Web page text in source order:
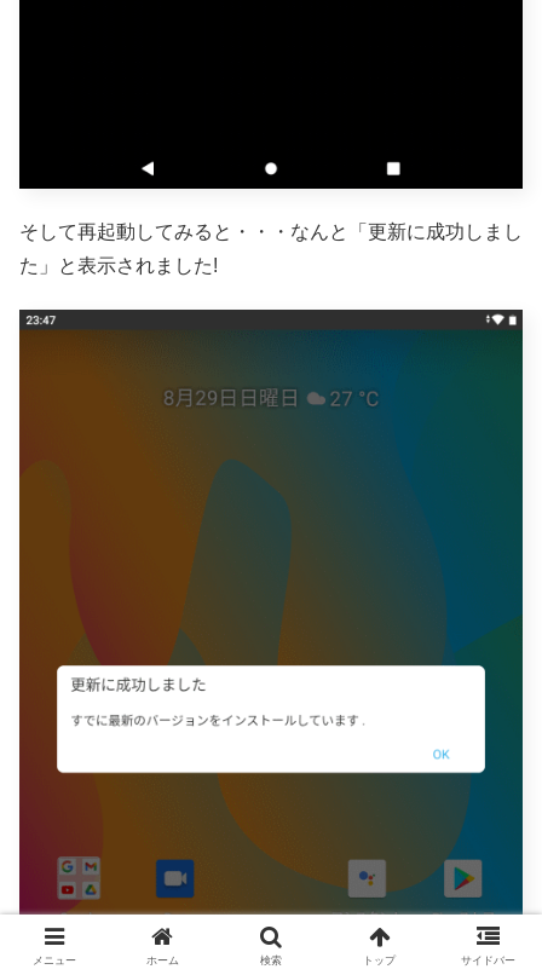
そして再起動してみると・・・なんと「更新に成功しまし
た」と表示されました!
メニュー ホーム 検索 トップ サイドバー